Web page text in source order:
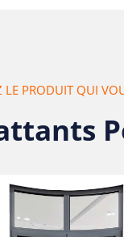
LE PRODUIT QUI